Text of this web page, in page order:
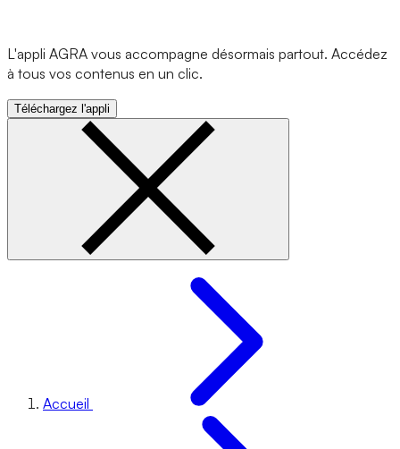
L'appli AGRA vous accompagne désormais partout. Accédez
à tous vos contenus en un clic.
Téléchargez l'appli
Accueil